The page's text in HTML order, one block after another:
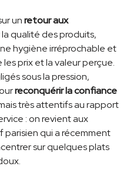
unretour aux
qualité des produits,
hygiène irréprochable et
prix et la valeur perçue.
sous la pression,
reconquérir la confiance
très attentifs au rapport
: on revient aux
parisien qui a récemment
sur quelques plats